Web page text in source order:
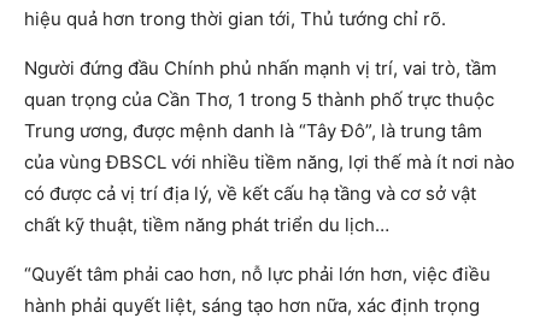
hiệu quả hơn trong thời gian tới, Thủ tướng chỉ rõ.
Người đứng đầu Chính phủ nhấn mạnh vị trí, vai trò, tầm
quan trọng của Cần Thơ, 1 trong 5 thành phố trực thuộc
Trung ương, được mệnh danh là “Tây Đô”, là trung tâm
của vùng ĐBSCL với nhiều tiềm năng, lợi thế mà ít nơi nào
có được cả vị trí địa lý, về kết cấu hạ tầng và cơ sở vật
chất kỹ thuật, tiềm năng phát triển du lịch…
“Quyết tâm phải cao hơn, nỗ lực phải lớn hơn, việc điều
hành phải quyết liệt, sáng tạo hơn nữa, xác định trọng